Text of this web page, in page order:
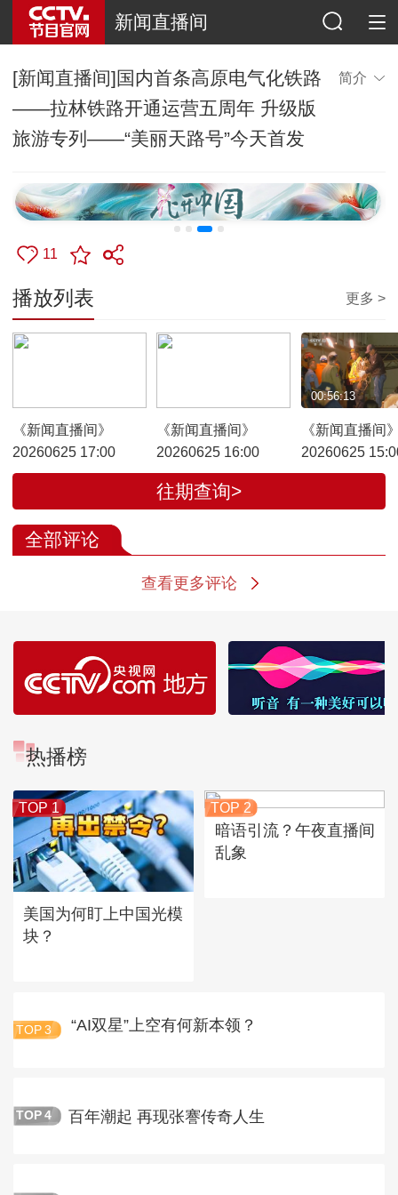
新闻直播间
[新闻直播间]国内首条高原电气化铁路
——拉林铁路开通运营五周年 升级版
旅游专列——“美丽天路号”今天首发
简介
11
播放列表 更多 >
《新闻直播间》
20260625 17:00
《新闻直播间》
20260625 16:00
《新闻直播间
20260625
00:56:13
往期查询>
全部评论
查看更多评论
热播榜
TOP 1
美国为何盯上中国光模
块？
TOP 2
暗语引流？午夜直播间
乱象
TOP 3 “AI双星”上空有何新本领？
TOP 4 百年潮起 再现张謇传奇人生